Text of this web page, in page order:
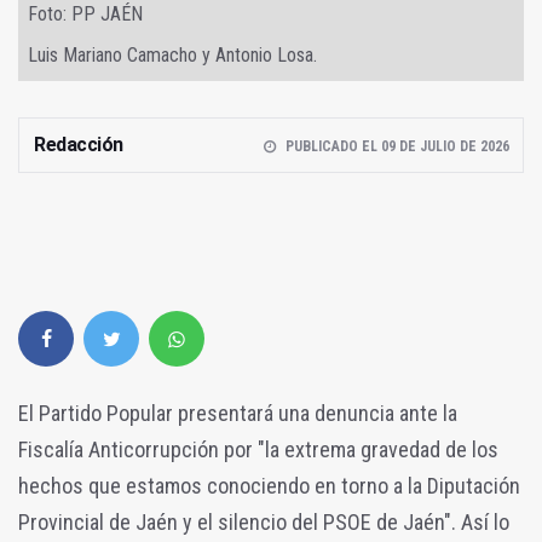
Foto: PP JAÉN
Luis Mariano Camacho y Antonio Losa.
Redacción PUBLICADO EL 09 DE JULIO DE 2026
El Partido Popular presentará una denuncia ante la
Fiscalía Anticorrupción por "la extrema gravedad de los
hechos que estamos conociendo en torno a la Diputación
Provincial de Jaén y el silencio del PSOE de Jaén". Así lo